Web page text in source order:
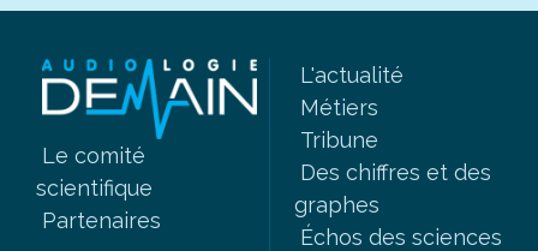
Le comité
scientifique
Partenaires
L'actualité
Métiers
Tribune
Des chiffres et des
graphes
Échos des sciences